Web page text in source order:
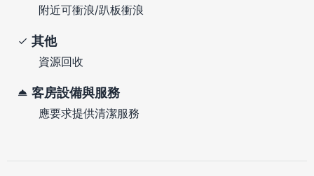
附近可衝浪/趴板衝浪
其他
資源回收
客房設備與服務
應要求提供清潔服務